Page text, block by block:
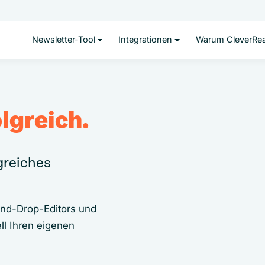
Newsletter-Tool Integrationen Warum
Drop-Editors und
Ihren eigenen